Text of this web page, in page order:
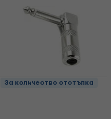
За количество отстъпка